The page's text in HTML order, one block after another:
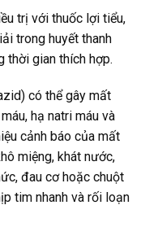
trị với thuốc lợi tiểu,
trong huyết thanh
thời gian thích hợp.
có thể gây mất
hạ natri máu và
cảnh báo của mất
miệng, khát nước,
đau cơ hoặc chuột
tim nhanh và rối loạn